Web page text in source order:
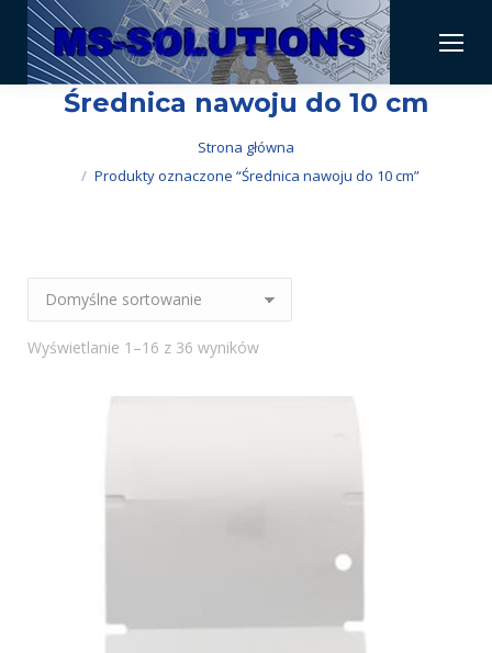
Średnica nawoju do 10 cm
Strona główna
Produkty oznaczone “Średnica nawoju do 10 cm”
Wyświetlanie 1–16 z 36 wyników